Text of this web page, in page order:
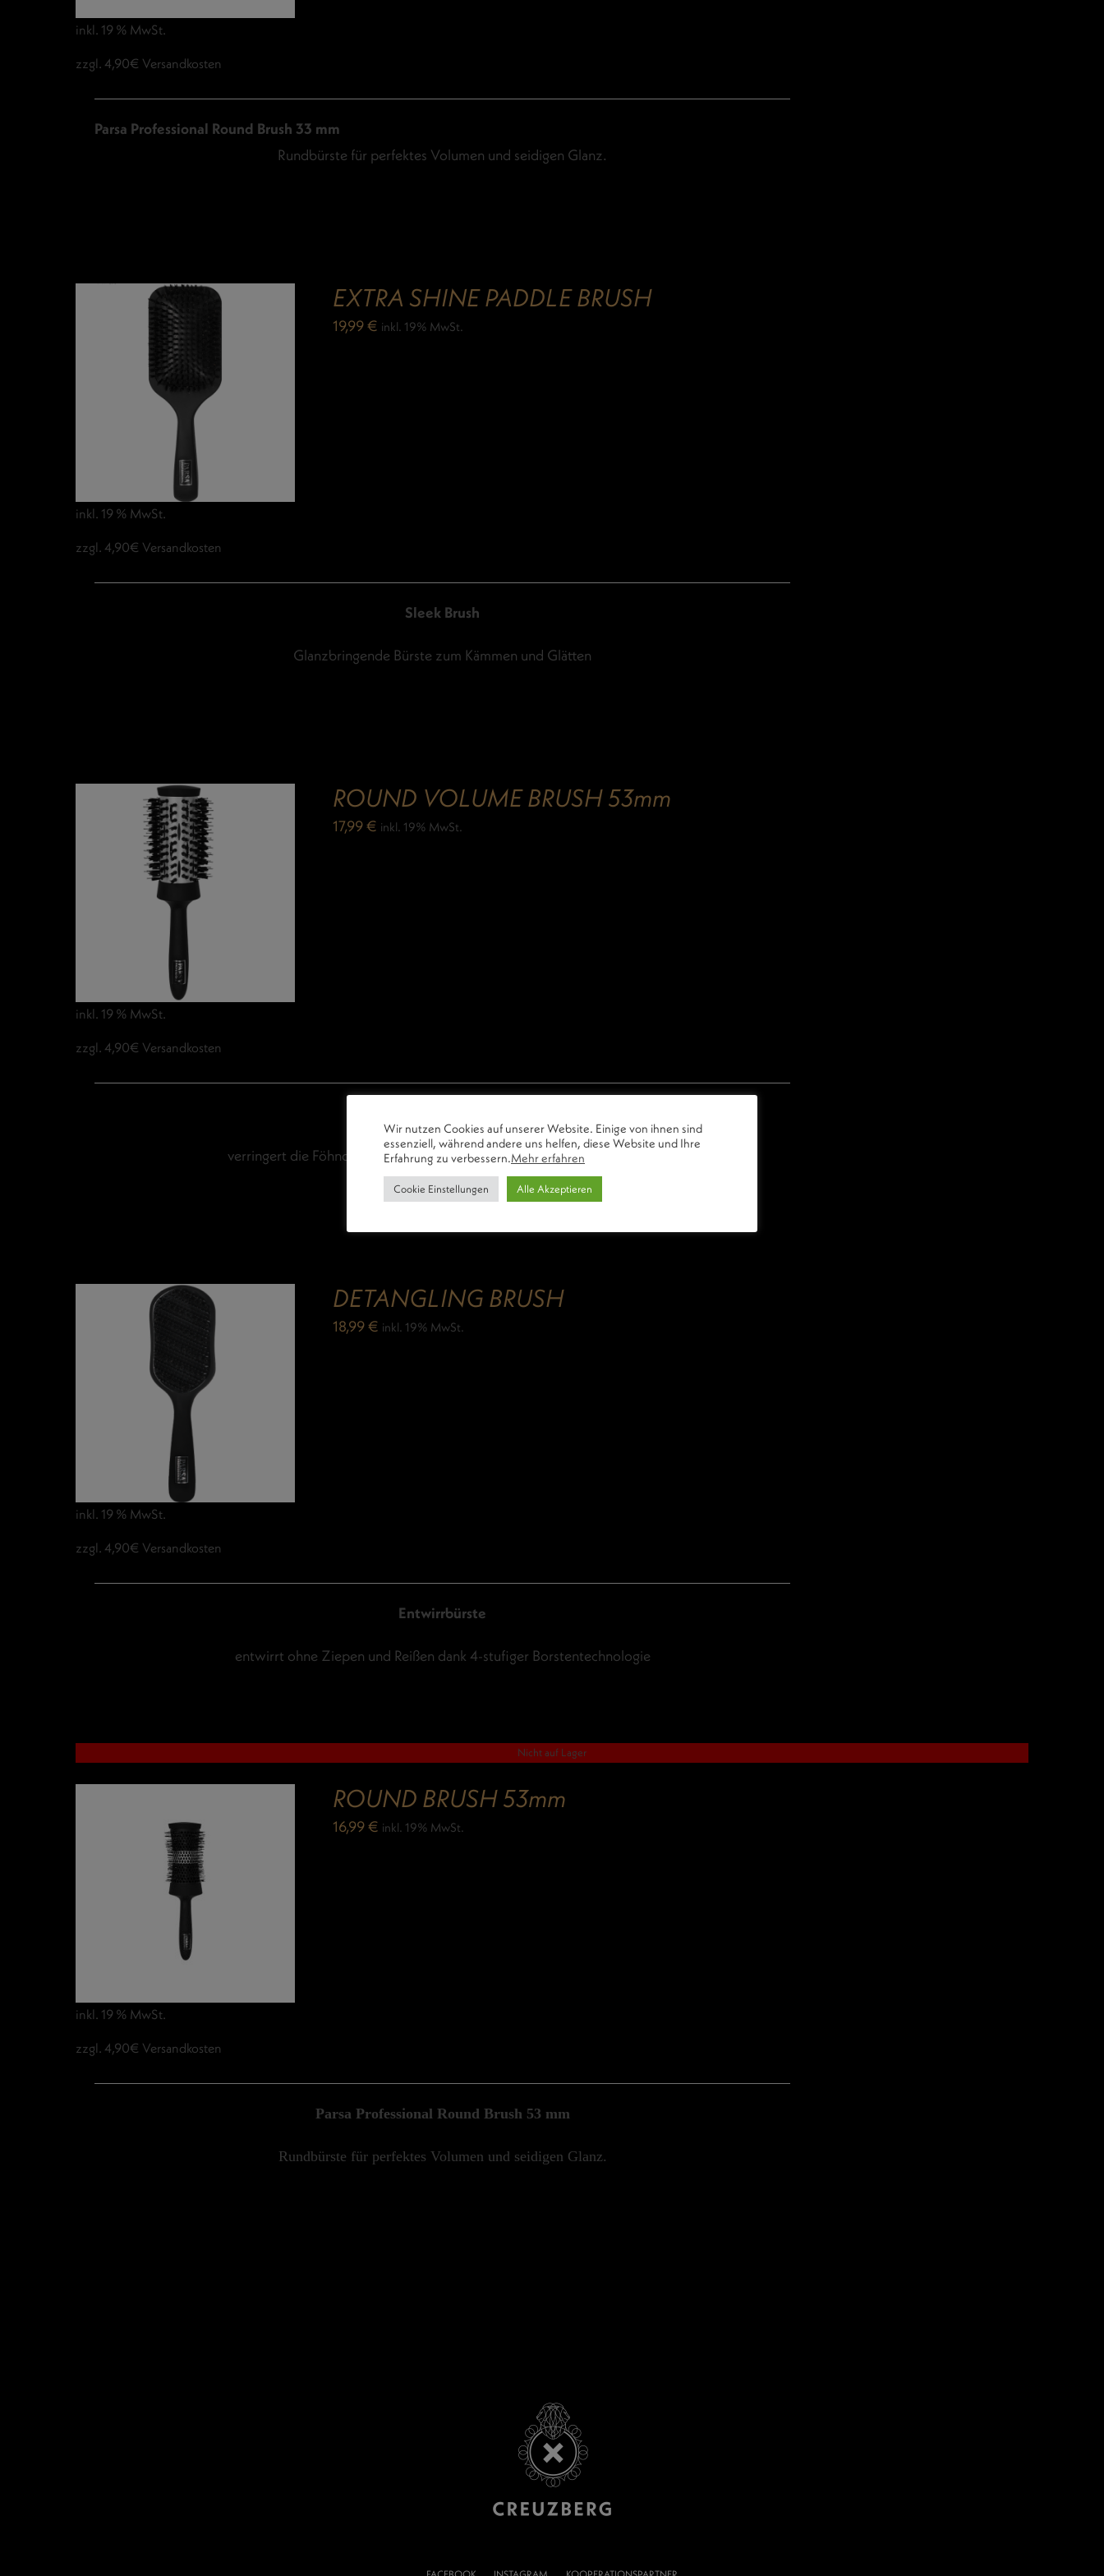
inkl. 19 % MwSt.
zzgl. 4,90€ Versandkosten
Parsa Professional Round Brush 33 mm
Rundbürste für perfektes Volumen und seidigen Glanz.
EXTRA SHINE PADDLE BRUSH
19,99€ inkl. 19% MwSt.
inkl. 19 % MwSt.
zzgl. 4,90€ Versandkosten
Sleek Brush
Glanzbringende Bürste zum Kämmen und Glätten
ROUND VOLUME BRUSH 53mm
17,99€ inkl. 19% MwSt.
inkl. 19 % MwSt.
zzgl. 4,90€ Versandkosten
verringert die Föhndauer dank des wärmespeichernden Keramikmantels
DETANGLING BRUSH
18,99€ inkl. 19% MwSt.
inkl. 19 % MwSt.
zzgl. 4,90€ Versandkosten
Entwirrbürste
entwirrt ohne Ziepen und Reißen dank 4-stufiger Borstentechnologie
Nicht auf Lager
ROUND BRUSH 53mm
16,99€ inkl. 19% MwSt.
inkl. 19 % MwSt.
zzgl. 4,90€ Versandkosten
Parsa Professional Round Brush 53 mm
Rundbürste für perfektes Volumen und seidigen Glanz.
Wir nutzen Cookies auf unserer Website. Einige von ihnen sind
essenziell, während andere uns helfen, diese Website und Ihre
Erfahrung zu verbessern.Mehr erfahren
Cookie Einstellungen Alle Akzeptieren